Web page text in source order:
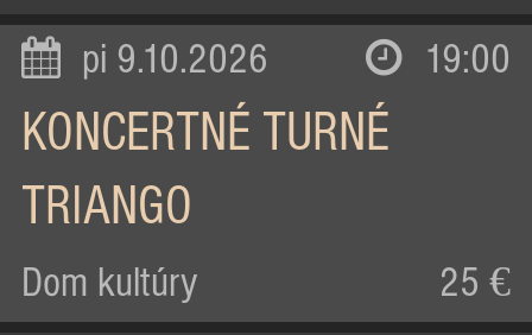
pi 9.10.2026 19:00
KONCERTNÉ TURNÉ
TRIANGO
Dom kultúry 25 €